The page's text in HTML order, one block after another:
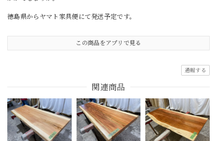
徳島県からヤマト家具便にて発送予定です。
この商品をアプリで見る
通報する
関連商品